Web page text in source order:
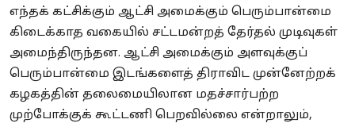
எந்தக் கட்சிக்கும் ஆட்சி அமைக்கும் பெரும்பான்மை
கிடைக்காத வகையில் சட்டமன்றத் தேர்தல் முடிவுகள்
அமைந்திருந்தன. ஆட்சி அமைக்கும் அளவுக்குப்
பெரும்பான்மை இடங்களைத் திராவிட முன்னேற்றக்
கழகத்தின் தலைமையிலான மதச்சார்பற்ற
முற்போக்குக் கூட்டணி பெறவில்லை என்றாலும்,